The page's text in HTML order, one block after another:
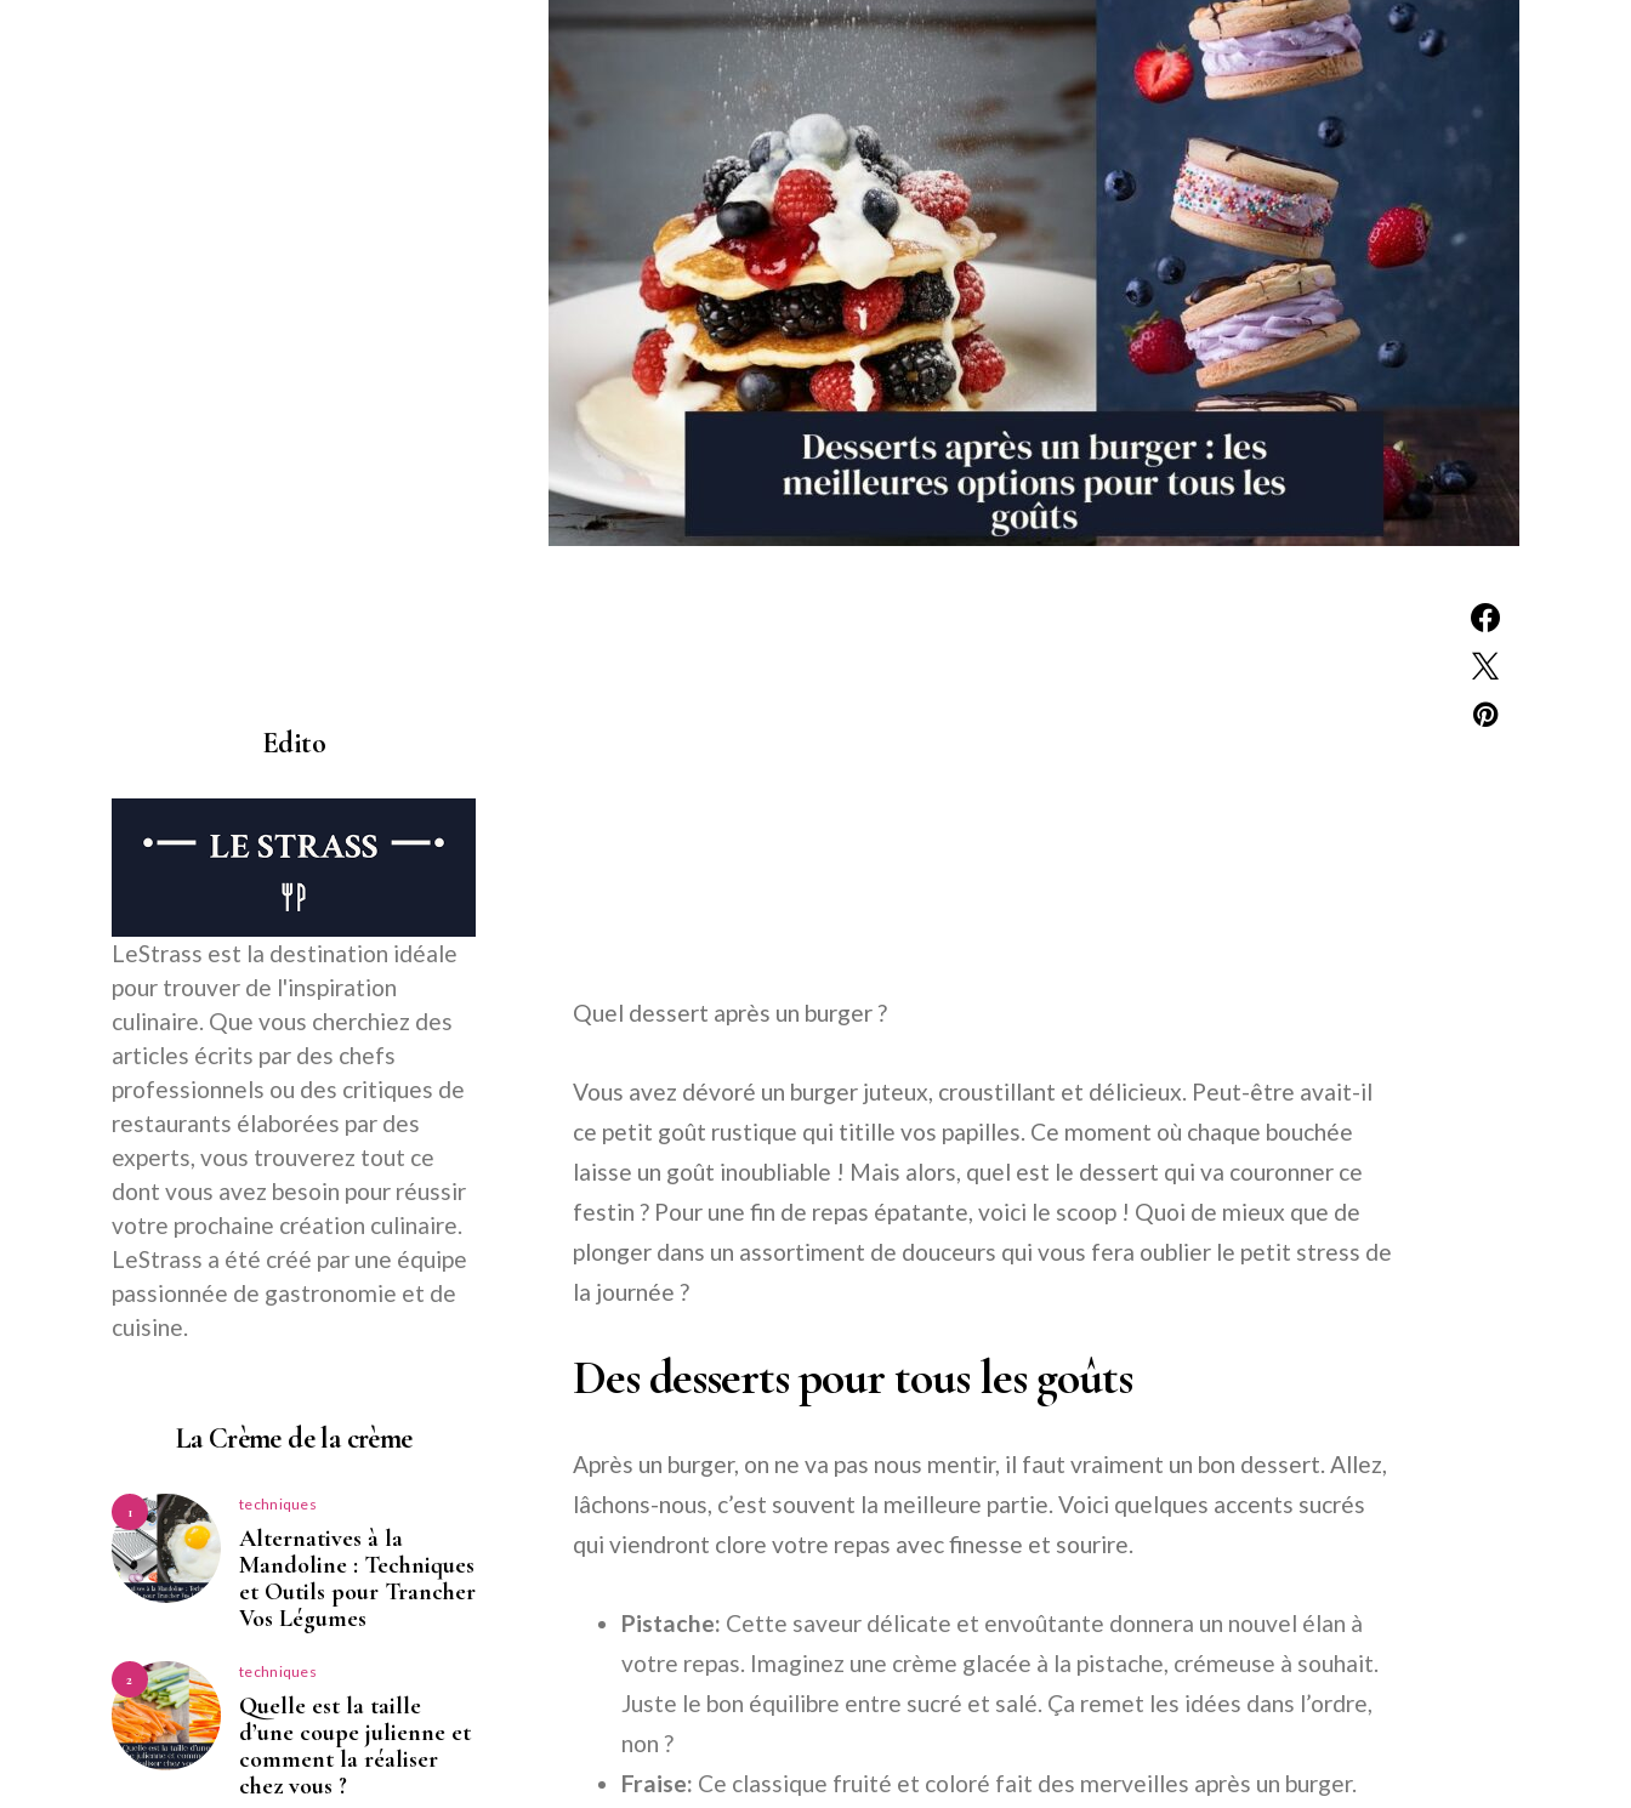
Quel dessert après un burger ?
Vous avez dévoré un burger juteux, croustillant et délicieux. Peut-être avait-il
ce petit goût rustique qui titille vos papilles. Ce moment où chaque bouchée
laisse un goût inoubliable ! Mais alors, quel est le dessert qui va couronner ce
festin ? Pour une fin de repas épatante, voici le scoop ! Quoi de mieux que de
plonger dans un assortiment de douceurs qui vous fera oublier le petit stress de
la journée ?
Des desserts pour tous les goûts
Après un burger, on ne va pas nous mentir, il faut vraiment un bon dessert. Allez,
lâchons-nous, c’est souvent la meilleure partie. Voici quelques accents sucrés
qui viendront clore votre repas avec finesse et sourire.
Pistache: Cette saveur délicate et envoûtante donnera un nouvel élan à
votre repas. Imaginez une crème glacée à la pistache, crémeuse à souhait.
Juste le bon équilibre entre sucré et salé. Ça remet les idées dans l’ordre,
non ?
Fraise: Ce classique fruité et coloré fait des merveilles après un burger.
Edito
LeStrass est la destination idéale
pour trouver de l'inspiration
culinaire. Que vous cherchiez des
articles écrits par des chefs
professionnels ou des critiques de
restaurants élaborées par des
experts, vous trouverez tout ce
dont vous avez besoin pour réussir
votre prochaine création culinaire.
LeStrass a été créé par une équipe
passionnée de gastronomie et de
cuisine.
La Crème de la crème
1 techniques
Alternatives à la
Mandoline : Techniques
et Outils pour Trancher
Vos Légumes
2 techniques
Quelle est la taille
d’une coupe julienne et
comment la réaliser
chez vous ?